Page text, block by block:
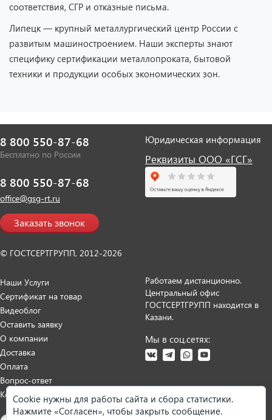
соответствия, СГР и отказные письма.
Липецк — крупный металлургический центр России с
развитым машиностроением. Наши эксперты знают
специфику сертификации металлопроката, бытовой
техники и продукции особых экономических зон.
8 800 550-87-68
Бесплатно по России
8 800 550-87-68
office@gsg-rt.ru
Заказать звонок
© ГОСТСЕРТГРУПП, 2012-2026
Юридическая информация
Реквизиты ООО «ГСГ»
Наши Услуги
Сертификат на товар
Видеоблог
Оставить заявку
О компании
Доставка
Оплата
Вопрос-ответ
Контакты
Работаем дистанционно.
Центральный офис
ГОСТСЕРТГРУПП находится в
Казани.
Мы в соц.сетях:
Cookie нужны для работы сайта и сбора статистики.
Нажмите «Согласен», чтобы закрыть сообщение.